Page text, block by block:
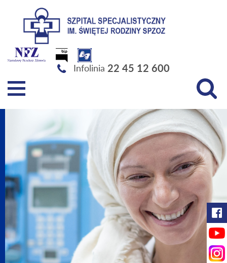
Szpital Specjalistyczny im. Świętej Rodziny SPZOZ
Infolinia 22 45 12 600